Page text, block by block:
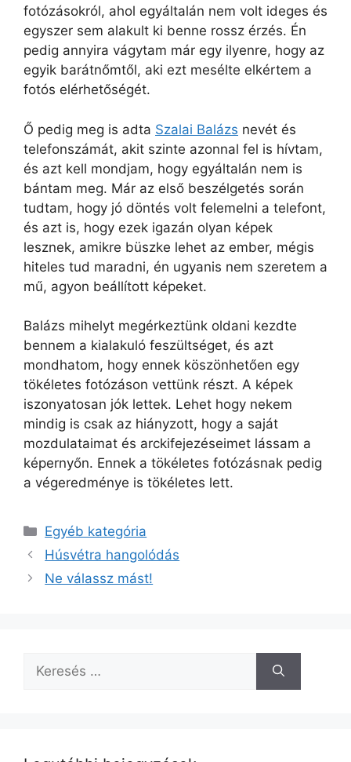
fotózásokról, ahol egyáltalán nem volt ideges és
egyszer sem alakult ki benne rossz érzés. Én
pedig annyira vágytam már egy ilyenre, hogy az
egyik barátnőmtől, aki ezt mesélte elkértem a
fotós elérhetőségét.
Ő pedig meg is adta Szalai Balázs nevét és
telefonszámát, akit szinte azonnal fel is hívtam,
és azt kell mondjam, hogy egyáltalán nem is
bántam meg. Már az első beszélgetés során
tudtam, hogy jó döntés volt felemelni a telefont,
és azt is, hogy ezek igazán olyan képek
lesznek, amikre büszke lehet az ember, mégis
hiteles tud maradni, én ugyanis nem szeretem a
mű, agyon beállított képeket.
Balázs mihelyt megérkeztünk oldani kezdte
bennem a kialakuló feszültséget, és azt
mondhatom, hogy ennek köszönhetően egy
tökéletes fotózáson vettünk részt. A képek
iszonyatosan jók lettek. Lehet hogy nekem
mindig is csak az hiányzott, hogy a saját
mozdulataimat és arckifejezéseimet lássam a
képernyőn. Ennek a tökéletes fotózásnak pedig
a végeredménye is tökéletes lett.
Kategória
Egyéb kategória
Húsvétra hangolódás
Ne válassz mást!
Keresés: